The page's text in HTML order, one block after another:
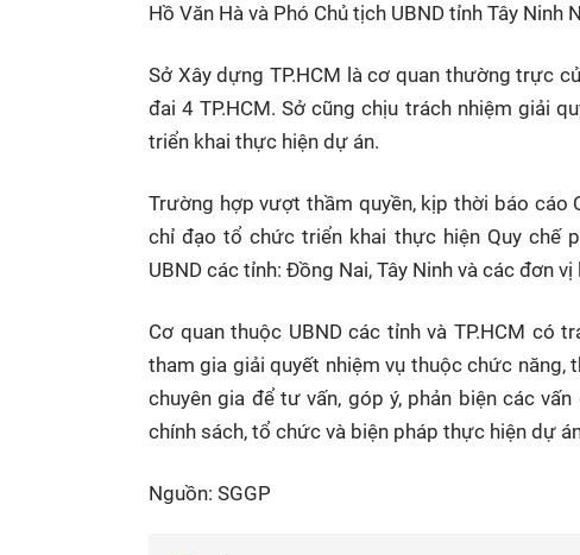
Hồ Văn Hà và Phó Chủ tịch UBND tỉnh Tây
Sở Xây dựng TP.HCM là cơ quan thường trực
đai 4 TP.HCM. Sở cũng chịu trách nhiệm giải
triển khai thực hiện dự án.
Trường hợp vượt thầm quyền, kịp thời báo cáo
chỉ đạo tổ chức triển khai thực hiện Quy chế
UBND các tỉnh: Đồng Nai, Tây Ninh và các đơn vị
Cơ quan thuộc UBND các tỉnh và TP.HCM có
tham gia giải quyết nhiệm vụ thuộc chức
chuyên gia để tư vấn, góp ý, phản biện các
chính sách, tổ chức và biện pháp thực hiện dự
Nguồn: SGGP